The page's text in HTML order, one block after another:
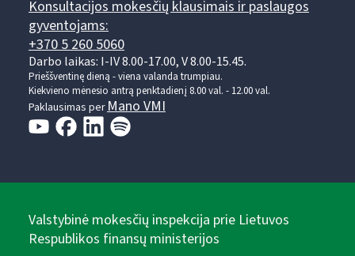
Konsultacijos mokesčių klausimais ir paslaugos
gyventojams:
+370 5 260 5060
Darbo laikas: I-IV 8.00-17.00, V 8.00-15.45.
Prieššventinę dieną - viena valanda trumpiau.
Kiekvieno mėnesio antrą penktadienį 8.00 val. - 12.00 val.
Paklausimas perMano VMI
Valstybinė mokesčių inspekcija prie Lietuvos
Respublikos finansų ministerijos